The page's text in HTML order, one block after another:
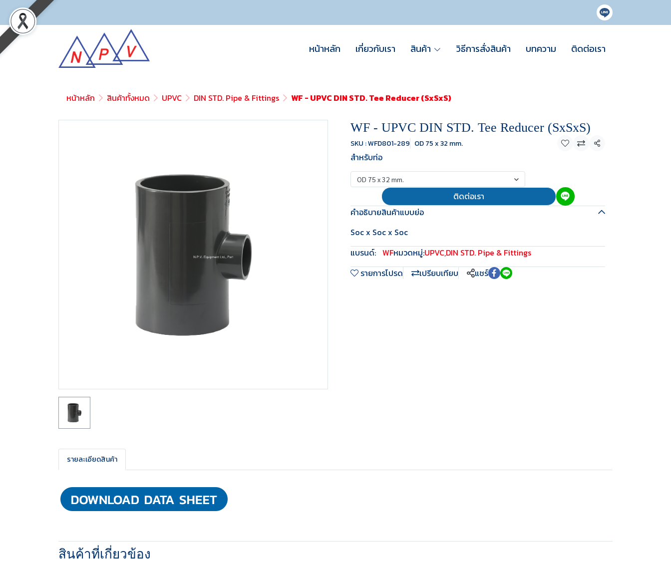
หน้าหลัก เกี่ยวกับเรา สินค้า วิธีการสั่งสินค้า บทความ ติดต่อเรา
หน้าหลัก สินค้าทั้งหมด UPVC DIN STD. Pipe & Fittings WF - UPVC DIN STD. Tee Reducer (SxSxS)
WF - UPVC DIN STD. Tee Reducer (SxSxS)
SKU : WFD801-289 OD 75 x 32 mm.
แชร์
สำหรับท่อ
OD 75 x 32 mm.
ติดต่อเรา
คำอธิบายสินค้าแบบย่อ
Soc x Soc x Soc
แบรนด์: WFหมวดหมู่:UPVC,DIN STD. Pipe & Fittings
รายการโปรด
เปรียบเทียบ แชร์
รายละเอียดสินค้า
สินค้าที่เกี่ยวข้อง